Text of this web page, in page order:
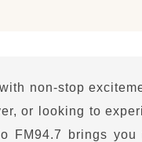
non-stop
or looking to
FM94.7 brings